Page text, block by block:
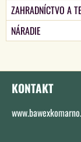
ZAHRADNÍCTVO A
NÁRADIE
KONTAKT